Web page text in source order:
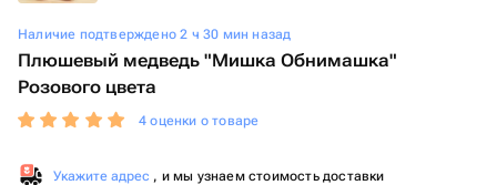
Наличие подтверждено 2 ч 30 мин назад
Плюшевый медведь "Мишка Обнимашка"
Розового цвета
4 оценки о товаре
Укажите адрес , и мы узнаем стоимость доставки